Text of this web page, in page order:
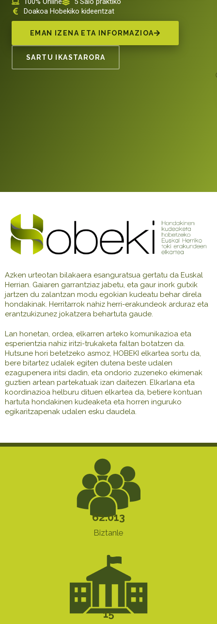
Doakoa Hobekiko kideentzat
EMAN IZENA ETA INFORMAZIOA
SARTU IKASTARORA
Azken urteotan bilakaera esanguratsua gertatu da Euskal
Herrian. Gaiaren garrantziaz jabetu, eta gaur inork gutxik
jartzen du zalantzan modu egokian kudeatu behar direla
hondakinak. Herritarrok nahiz herri-erakundeok arduraz eta
erantzukizunez jokatzera behartuta gaude.
Lan honetan, ordea, elkarren arteko komunikazioa eta
esperientzia nahiz iritzi-trukaketa faltan botatzen da.
Hutsune hori betetzeko asmoz, HOBEKI elkartea sortu da,
bere bitartez udalek egiten dutena beste udalen
ezagupenera iritsi dadin, eta ondorio zuzeneko ekimenak
guztien artean partekatuak izan daitezen. Elkarlana eta
koordinazioa helburu dituen elkartea da, betiere kontuan
hartuta hondakinen kudeaketa eta horren inguruko
egikaritzapenak udalen esku daudela.
62.013
Biztanle
15